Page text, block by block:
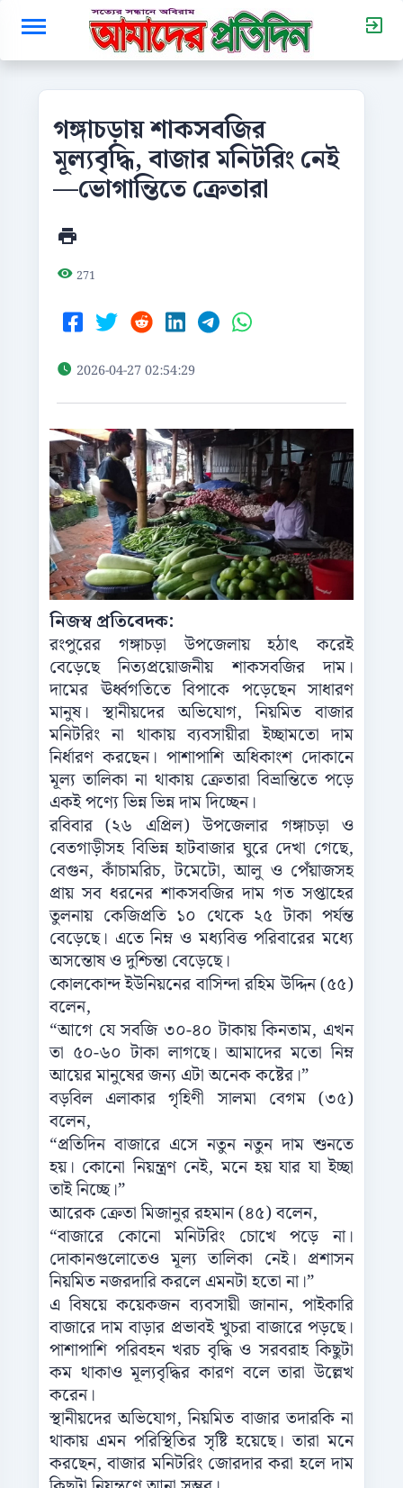
গঙ্গাচড়ায় শাকসবজির
মূল্যবৃদ্ধি, বাজার মনিটরিং নেই
—ভোগান্তিতে ক্রেতারা
271
2026-04-27 02:54:29
নিজস্ব প্রতিবেদক:
রংপুরের গঙ্গাচড়া উপজেলায় হঠাৎ করেই
বেড়েছে নিত্যপ্রয়োজনীয় শাকসবজির দাম।
দামের ঊর্ধ্বগতিতে বিপাকে পড়েছেন সাধারণ
মানুষ। স্থানীয়দের অভিযোগ, নিয়মিত বাজার
মনিটরিং না থাকায় ব্যবসায়ীরা ইচ্ছামতো দাম
নির্ধারণ করছেন। পাশাপাশি অধিকাংশ দোকানে
মূল্য তালিকা না থাকায় ক্রেতারা বিভ্রান্তিতে পড়ে
একই পণ্যে ভিন্ন ভিন্ন দাম দিচ্ছেন।
রবিবার (২৬ এপ্রিল) উপজেলার গঙ্গাচড়া ও
বেতগাড়ীসহ বিভিন্ন হাটবাজার ঘুরে দেখা গেছে,
বেগুন, কাঁচামরিচ, টমেটো, আলু ও পেঁয়াজসহ
প্রায় সব ধরনের শাকসবজির দাম গত সপ্তাহের
তুলনায় কেজিপ্রতি ১০ থেকে ২৫ টাকা পর্যন্ত
বেড়েছে। এতে নিম্ন ও মধ্যবিত্ত পরিবারের মধ্যে
অসন্তোষ ও দুশ্চিন্তা বেড়েছে।
কোলকোন্দ ইউনিয়নের বাসিন্দা রহিম উদ্দিন (৫৫)
বলেন,
“আগে যে সবজি ৩০-৪০ টাকায় কিনতাম, এখন
তা ৫০-৬০ টাকা লাগছে। আমাদের মতো নিম্ন
আয়ের মানুষের জন্য এটা অনেক কষ্টের।”
বড়বিল এলাকার গৃহিণী সালমা বেগম (৩৫)
বলেন,
“প্রতিদিন বাজারে এসে নতুন নতুন দাম শুনতে
হয়। কোনো নিয়ন্ত্রণ নেই, মনে হয় যার যা ইচ্ছা
তাই নিচ্ছে।”
আরেক ক্রেতা মিজানুর রহমান (৪৫) বলেন,
“বাজারে কোনো মনিটরিং চোখে পড়ে না।
দোকানগুলোতেও মূল্য তালিকা নেই। প্রশাসন
নিয়মিত নজরদারি করলে এমনটা হতো না।”
এ বিষয়ে কয়েকজন ব্যবসায়ী জানান, পাইকারি
বাজারে দাম বাড়ার প্রভাবই খুচরা বাজারে পড়ছে।
পাশাপাশি পরিবহন খরচ বৃদ্ধি ও সরবরাহ কিছুটা
কম থাকাও মূল্যবৃদ্ধির কারণ বলে তারা উল্লেখ
করেন।
স্থানীয়দের অভিযোগ, নিয়মিত বাজার তদারকি না
থাকায় এমন পরিস্থিতির সৃষ্টি হয়েছে। তারা মনে
করছেন, বাজার মনিটরিং জোরদার করা হলে দাম